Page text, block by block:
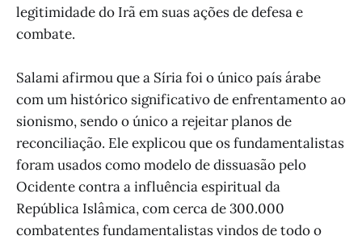
legitimidade do Irã em suas ações de defesa e
combate.
Salami afirmou que a Síria foi o único país árabe
com um histórico significativo de enfrentamento ao
sionismo, sendo o único a rejeitar planos de
reconciliação. Ele explicou que os fundamentalistas
foram usados como modelo de dissuasão pelo
Ocidente contra a influência espiritual da
República Islâmica, com cerca de 300.000
combatentes fundamentalistas vindos de todo o